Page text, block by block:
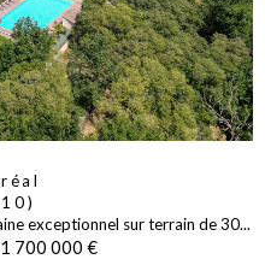
exceptionnel sur terrain de 30...
1 700 000 €